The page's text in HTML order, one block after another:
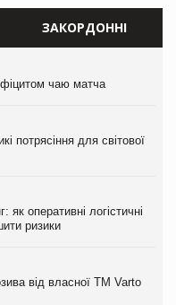
ЗАКОРДОННІ
чаю матча
потрясіння для світової
як оперативні логістичні
ризики
від власної ТМ Varto
чаю матча
потрясіння для світової
як оперативні логістичні
ризики
від власної ТМ Varto
чаю матча
потрясіння для світової
півріччі